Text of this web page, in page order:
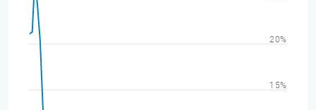
15%
20%